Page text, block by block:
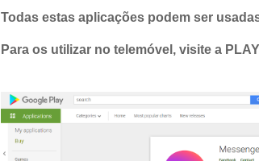
Todas estas aplicações podem ser
Para os utilizar no telemóvel, visite a